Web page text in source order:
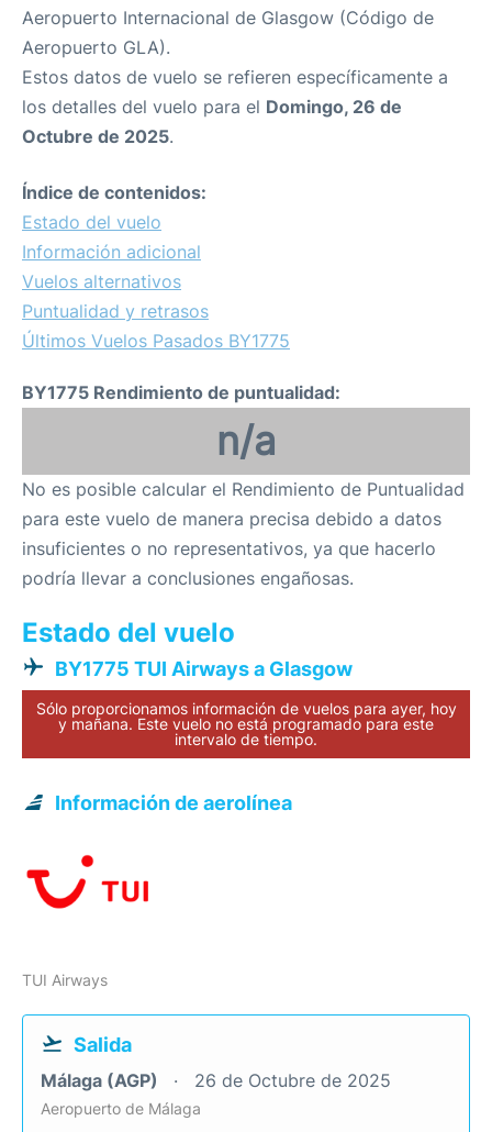
Aeropuerto Internacional de Glasgow (Código de
Aeropuerto GLA).
Estos datos de vuelo se refieren específicamente a
los detalles del vuelo para el Domingo, 26 de
Octubre de 2025.
Índice de contenidos:
Estado del vuelo
Información adicional
Vuelos alternativos
Puntualidad y retrasos
Últimos Vuelos Pasados BY1775
BY1775 Rendimiento de puntualidad:
n/a
No es posible calcular el Rendimiento de Puntualidad
para este vuelo de manera precisa debido a datos
insuficientes o no representativos, ya que hacerlo
podría llevar a conclusiones engañosas.
Estado del vuelo
BY1775 TUI Airways a Glasgow
Sólo proporcionamos información de vuelos para ayer, hoy
y mañana. Este vuelo no está programado para este
intervalo de tiempo.
Información de aerolínea
TUI Airways
Salida
Málaga (AGP) 26 de Octubre de 2025
Aeropuerto de Málaga